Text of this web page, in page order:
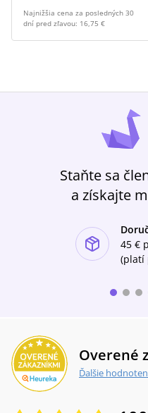
Najnižšia cena za posledných 30
dní pred zľavou: 16,75 €
Staňte sa
a získajte
45 €
(platí
Overené
Ďalšie